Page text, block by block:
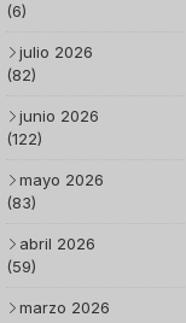
(6)
julio 2026
(82)
junio 2026
(122)
mayo 2026
(83)
abril 2026
(59)
marzo 2026